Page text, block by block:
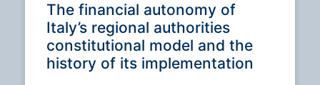
The financial autonomy of
Italy’s regional authorities
constitutional model and the
history of its implementation